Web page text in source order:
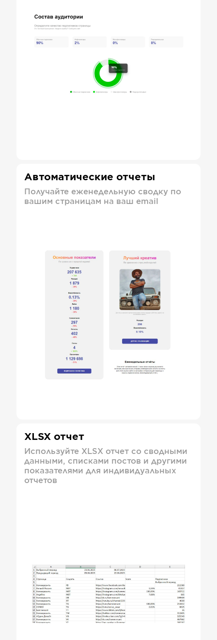
Автоматические отчеты
Получайте еженедельную сводку по
вашим страницам на ваш email
XLSX отчет
Используйте XLSX отчет со сводными
данными, списками постов и другими
показателями для индивидуальных
отчетов